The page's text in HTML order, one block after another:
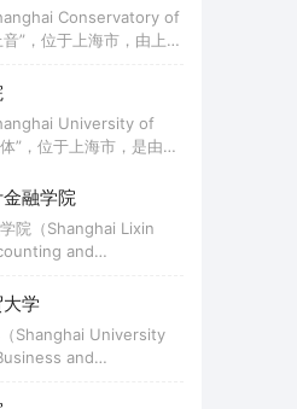
领计划、上海市级新工
目，为全国应用技术大
一路”
设高校、国家级大学生创
海高等学校一流本科建
国留学生政府奖学金院
院校联盟、ITI/UNESCO
校联盟成员 。
Conservatory of
”，位于上海市，由上海
政府共建的全日制高等
校，国家“双一流”建设
地方高校建设学校，欧
，环太平洋音乐学院联
新工程项目、中国政府
收院校、上海市外国留
、全国社会艺术水平考
University of
”，位于上海市，是由国
国家“双一流”建设高
学金资格学校、教育部
政府奖学金留学生试点
设引领计划、上海高等
引领计划、上海市卓越
养基地。
融学院
院（Shanghai Lixin
and
高水平地方应用型高校
生就业典型经验高校、
队体教结合改革试点学
促进会、中国校企协同
学
（Shanghai University
and
新实践基地”首批建设高